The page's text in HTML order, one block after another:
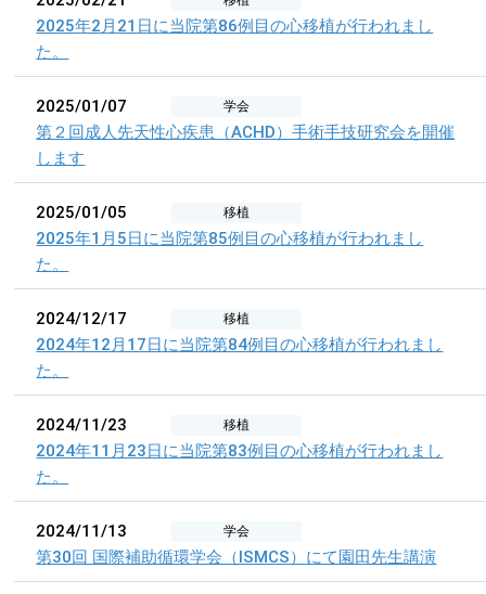
2025年2月21日に当院第86例目の心移植が行われまし
た。
2025/01/07 学会
第２回成人先天性心疾患（ACHD）手術手技研究会を開催
します
2025/01/05 移植
2025年1月5日に当院第85例目の心移植が行われまし
た。
2024/12/17 移植
2024年12月17日に当院第84例目の心移植が行われまし
た。
2024/11/23 移植
2024年11月23日に当院第83例目の心移植が行われまし
た。
2024/11/13 学会
第30回 国際補助循環学会（ISMCS）にて園田先生講演